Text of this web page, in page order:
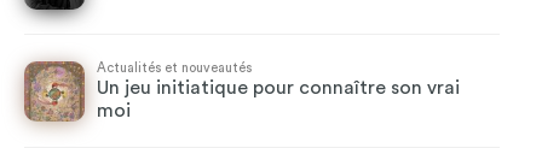
Actualités et nouveautés
Un jeu initiatique pour connaître son vrai
moi